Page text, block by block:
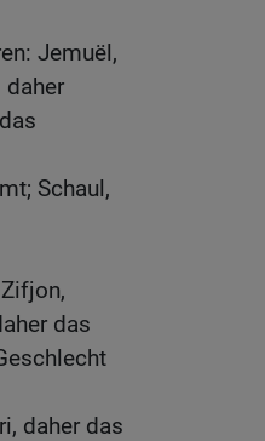
Jemuël,
Schaul,
das
daher das